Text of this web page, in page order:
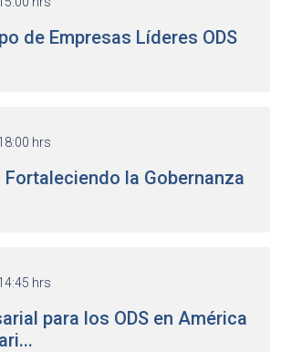
de Empresas Líderes ODS
hrs
Fortaleciendo la Gobernanza
hrs
para los ODS en América